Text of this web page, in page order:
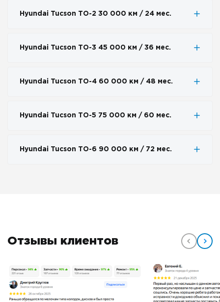
Hyundai Tucson ТО-2 30 000 км / 24 мес.
Hyundai Tucson ТО-3 45 000 км / 36 мес.
Hyundai Tucson ТО-4 60 000 км / 48 мес.
Hyundai Tucson ТО-5 75 000 км / 60 мес.
Hyundai Tucson ТО-6 90 000 км / 72 мес.
Отзывы клиентов